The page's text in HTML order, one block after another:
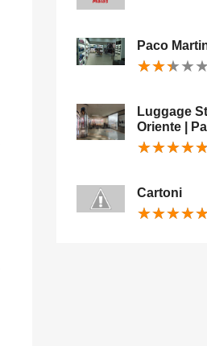
Paco
★★★★★
★★★★★
Luggage
Oriente |
★★★★★
★★★★★
Cartoni
★★★★
★★★★